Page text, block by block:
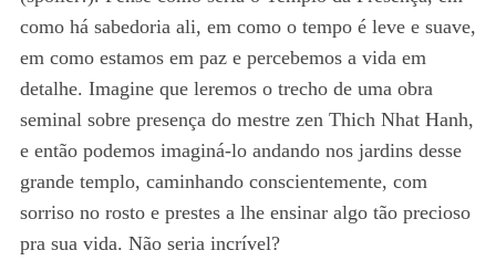
como há sabedoria ali, em como o tempo é leve e suave,
em como estamos em paz e percebemos a vida em
detalhe. Imagine que leremos o trecho de uma obra
seminal sobre presença do mestre zen Thich Nhat Hanh,
e então podemos imaginá-lo andando nos jardins desse
grande templo, caminhando conscientemente, com
sorriso no rosto e prestes a lhe ensinar algo tão precioso
pra sua vida. Não seria incrível?